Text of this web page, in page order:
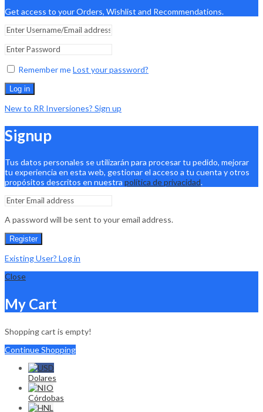
Get access to your Orders, Wishlist and Recommendations.
Remember meLost your password?
Log in
New to RR Inversiones? Sign up
Signup
Tus datos personales se utilizarán para procesar tu pedido, mejorar
tu experiencia en esta web, gestionar el acceso a tu cuenta y otros
propósitos descritos en nuestra política de privacidad.
A password will be sent to your email address.
Register
Existing User? Log in
Close
My Cart
Shopping cart is empty!
Continue Shopping
Dolares
Córdobas